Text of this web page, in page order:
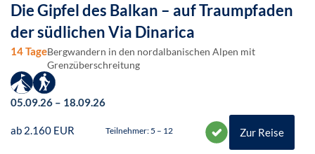
Die Gipfel des Balkan – auf Traumpfaden
der südlichen Via Dinarica
14 TageBergwandern in den nordalbanischen Alpen mit
Grenzüberschreitung
05.09.26 – 18.09.26
ab 2.160 EUR Teilnehmer: 5 – 12 Zur Reise